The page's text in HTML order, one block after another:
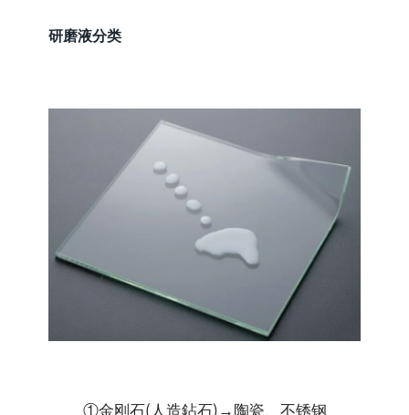
研磨液分类
①金刚石(人造鉆石)→陶瓷、不锈钢